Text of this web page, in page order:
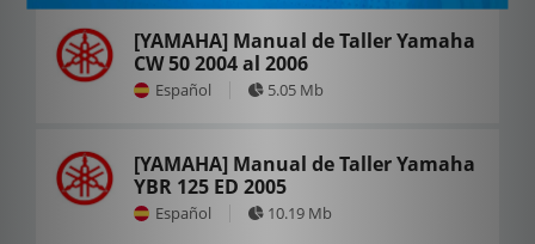
[YAMAHA] Manual de Taller Yamaha
CW 50 2004 al 2006
Español 5.05 Mb
[YAMAHA] Manual de Taller Yamaha
YBR 125 ED 2005
Español 10.19 Mb